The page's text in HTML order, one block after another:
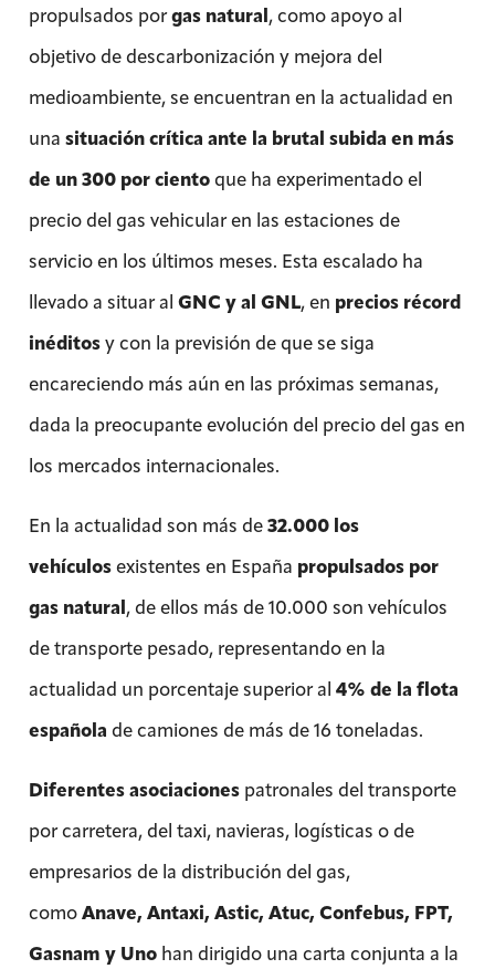
propulsados porgas natural, como apoyo al
objetivo de descarbonización y mejora del
medioambiente, se encuentran en la actualidad en
una situación crítica ante la brutal subida en más
de un 300 por cientoque ha experimentado el
precio del gas vehicular en las estaciones de
servicio en los últimos meses. Esta escalado ha
llevado a situar al GNC y al GNL, en precios récord
inéditosy con la previsión de que se siga
encareciendo más aún en las próximas semanas,
dada la preocupante evolución del precio del gas en
los mercados internacionales.
En la actualidad son más de 32.000 los
vehículosexistentes en España propulsados por
gas natural, de ellos más de 10.000 son vehículos
de transporte pesado, representando en la
actualidad un porcentaje superior al 4% de la flota
española de camiones de más de 16 toneladas.
Diferentes asociacionespatronales del transporte
por carretera, del taxi, navieras, logísticas o de
empresarios de la distribución del gas,
como Anave, Antaxi, Astic, Atuc, Confebus, FPT,
Gasnam y Unohan dirigido una carta conjunta a la